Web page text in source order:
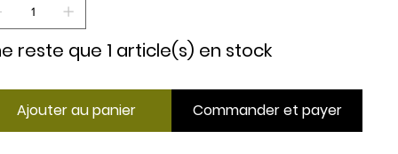
reste que 1 article(s) en stock
Ajouter au panier Commander et payer